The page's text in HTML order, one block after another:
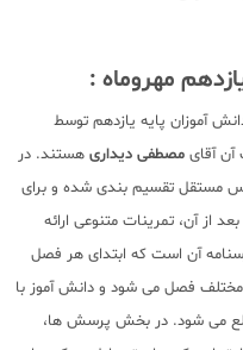
مهروماه :
آموزان پایه یازدهم توسط
آقای مصطفی دیداری هستند. در
مستقل تقسیم بندی شده و برای
از آن، تمرینات متنوعی ارائه
آن است که ابتدای هر فصل
فصل می شود و دانش آموز با
می شود. در بخش پرسش ها،